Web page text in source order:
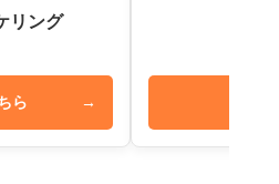
リング
ら →